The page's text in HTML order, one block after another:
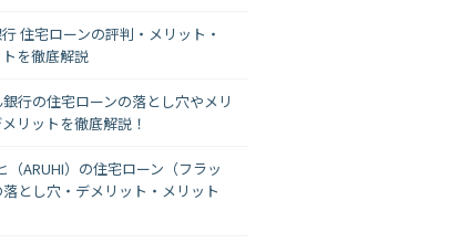
住宅ローンの評判・メリット・
を徹底解説
行の住宅ローンの落とし穴やメリ
リットを徹底解説！
（ARUHI）の住宅ローン（フラッ
落とし穴・デメリット・メリット